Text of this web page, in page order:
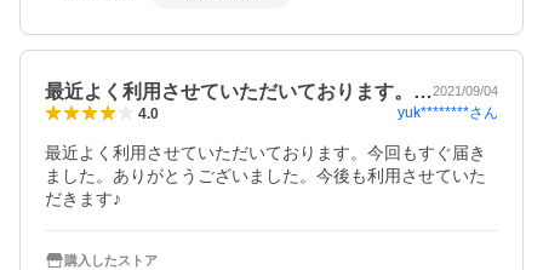
最近よく利用させていただいております。…2021/09/04
4.0 yuk********さん
最近よく利用させていただいております。今回もすぐ届き
ました。ありがとうございました。今後も利用させていた
だきます♪
購入したストア